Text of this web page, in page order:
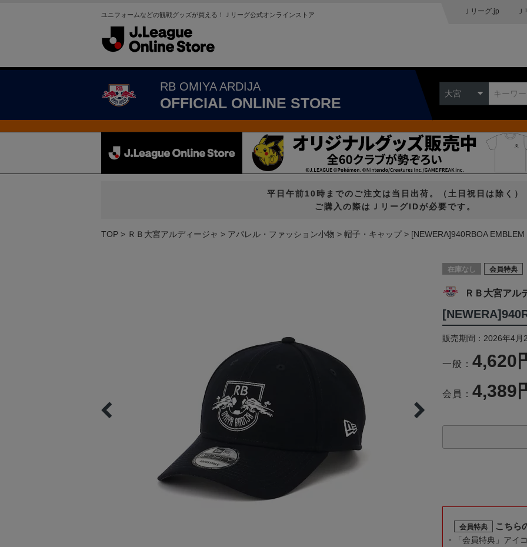
ユニフォームなどの観戦グッズが買える！Ｊリーグ公式オンラインストア Ｊリーグ.jp
RB OMIYA ARDIJA
OFFICIAL ONLINE STORE
大宮
平日午前10時までのご注文は当日出荷。（土日祝日は除く）
ご購入の際はＪリーグIDが必要です。
TOP ＲＢ大宮アルディージャ アパレル・ファッション小物 帽子・キャップ [NEWERA]940RBOA EMBLEM
在庫なし 会員特典
ＲＢ大宮アル
販売期間：2026年4
一般： 4,620
会員： 4,389
会員特典 こちら
「会員特典」アイ